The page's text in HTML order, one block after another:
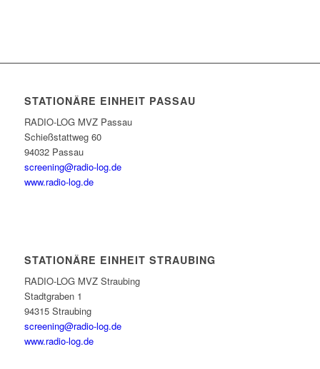
STATIONÄRE EINHEIT PASSAU
RADIO-LOG MVZ Passau
Schießstattweg 60
94032 Passau
screening@radio-log.de
www.radio-log.de
STATIONÄRE EINHEIT STRAUBING
RADIO-LOG MVZ Straubing
Stadtgraben 1
94315 Straubing
screening@radio-log.de
www.radio-log.de